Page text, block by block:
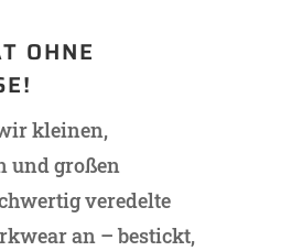
OHNE
kleinen,
und großen
veredelte
an – bestickt,